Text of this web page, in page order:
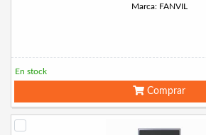
Marca: FANVIL
En stock
Comprar